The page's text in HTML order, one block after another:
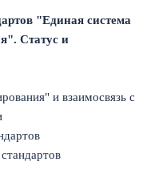
"Единая система
Статус и
и взаимосвязь с